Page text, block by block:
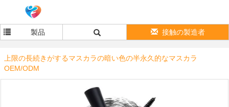
製品 接触の製造者
上限の長続きがするマスカラの暗い色の半永久的なマスカラ
OEM/ODM